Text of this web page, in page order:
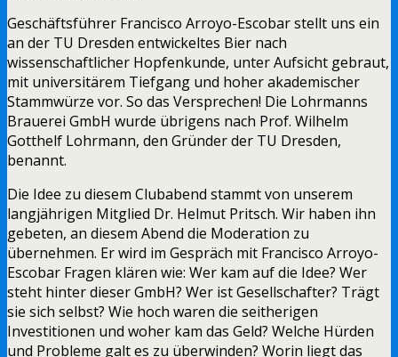
Geschäftsführer Francisco Arroyo-Escobar stellt uns ein
an der TU Dresden entwickeltes Bier nach
wissenschaftlicher Hopfenkunde, unter Aufsicht gebraut,
mit universitärem Tiefgang und hoher akademischer
Stammwürze vor. So das Versprechen! Die Lohrmanns
Brauerei GmbH wurde übrigens nach Prof. Wilhelm
Gotthelf Lohrmann, den Gründer der TU Dresden,
benannt.
Die Idee zu diesem Clubabend stammt von unserem
langjährigen Mitglied Dr. Helmut Pritsch. Wir haben ihn
gebeten, an diesem Abend die Moderation zu
übernehmen. Er wird im Gespräch mit Francisco Arroyo-
Escobar Fragen klären wie: Wer kam auf die Idee? Wer
steht hinter dieser GmbH? Wer ist Gesellschafter? Trägt
sie sich selbst? Wie hoch waren die seitherigen
Investitionen und woher kam das Geld? Welche Hürden
und Probleme galt es zu überwinden? Worin liegt das